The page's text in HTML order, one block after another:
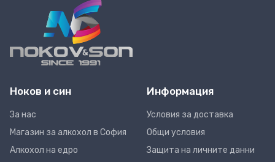
Ноков и син
За нас
Магазин за алкохол в София
Алкохол на едро
Информация
Условия за доставка
Общи условия
Защита на личните данни